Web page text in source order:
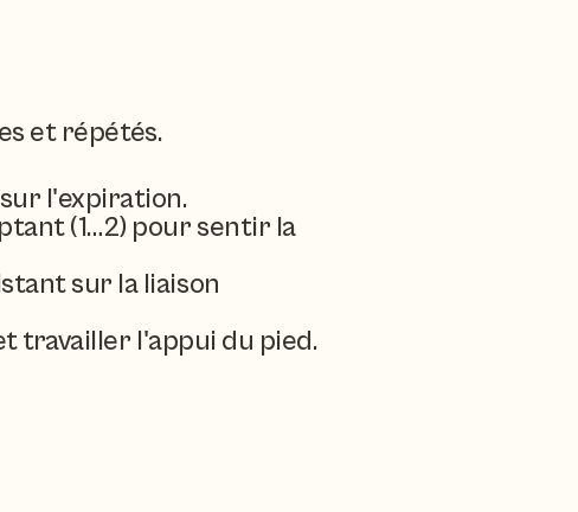
et répétés.
l'expiration.
(1…2) pour sentir la
sur la liaison
travailler l'appui du pied.